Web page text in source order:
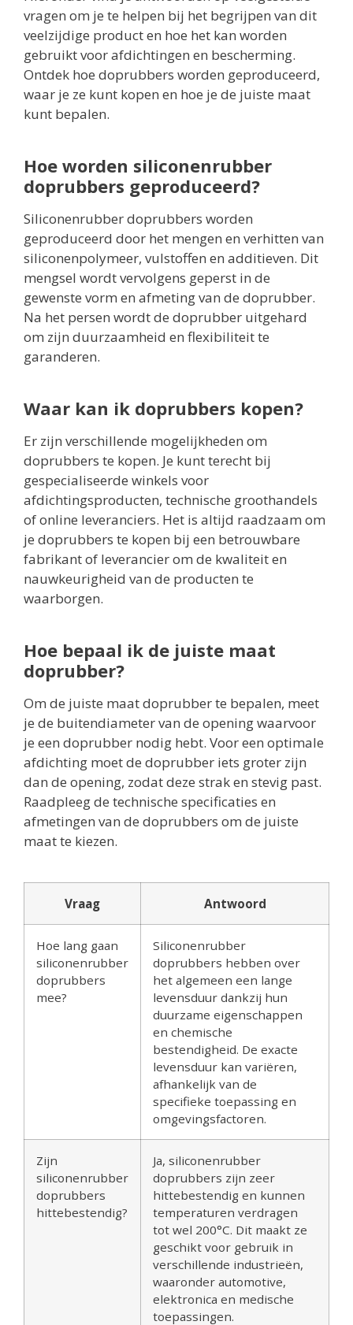
vragen om je te helpen bij het begrijpen van dit
veelzijdige product en hoe het kan worden
gebruikt voor afdichtingen en bescherming.
Ontdek hoe doprubbers worden geproduceerd,
waar je ze kunt kopen en hoe je de juiste maat
kunt bepalen.
Hoe worden siliconenrubber
doprubbers geproduceerd?
Siliconenrubber doprubbers worden
geproduceerd door het mengen en verhitten van
siliconenpolymeer, vulstoffen en additieven. Dit
mengsel wordt vervolgens geperst in de
gewenste vorm en afmeting van de doprubber.
Na het persen wordt de doprubber uitgehard
om zijn duurzaamheid en flexibiliteit te
garanderen.
Waar kan ik doprubbers kopen?
Er zijn verschillende mogelijkheden om
doprubbers te kopen. Je kunt terecht bij
gespecialiseerde winkels voor
afdichtingsproducten, technische groothandels
of online leveranciers. Het is altijd raadzaam om
je doprubbers te kopen bij een betrouwbare
fabrikant of leverancier om de kwaliteit en
nauwkeurigheid van de producten te
waarborgen.
Hoe bepaal ik de juiste maat
doprubber?
Om de juiste maat doprubber te bepalen, meet
je de buitendiameter van de opening waarvoor
je een doprubber nodig hebt. Voor een optimale
afdichting moet de doprubber iets groter zijn
dan de opening, zodat deze strak en stevig past.
Raadpleeg de technische specificaties en
afmetingen van de doprubbers om de juiste
maat te kiezen.
Vraag Antwoord
Hoe lang gaan
siliconenrubber
doprubbers
mee?
Siliconenrubber
doprubbers hebben over
het algemeen een lange
levensduur dankzij hun
duurzame eigenschappen
en chemische
bestendigheid. De exacte
levensduur kan variëren,
afhankelijk van de
specifieke toepassing en
omgevingsfactoren.
Zijn
siliconenrubber
doprubbers
hittebestendig?
Ja, siliconenrubber
doprubbers zijn zeer
hittebestendig en kunnen
temperaturen verdragen
tot wel 200°C. Dit maakt ze
geschikt voor gebruik in
verschillende industrieën,
waaronder automotive,
elektronica en medische
toepassingen.